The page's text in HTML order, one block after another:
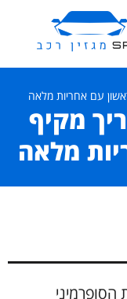
עם אחריות מלאה
מקיף
מלאה
הסופרמיני